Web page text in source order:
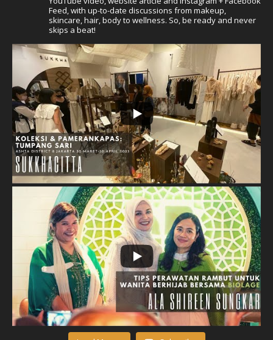
Feed, with up-to-date discussions from makeup,
skincare, hair, body to wellness. So, be ready and never
skips a beat!